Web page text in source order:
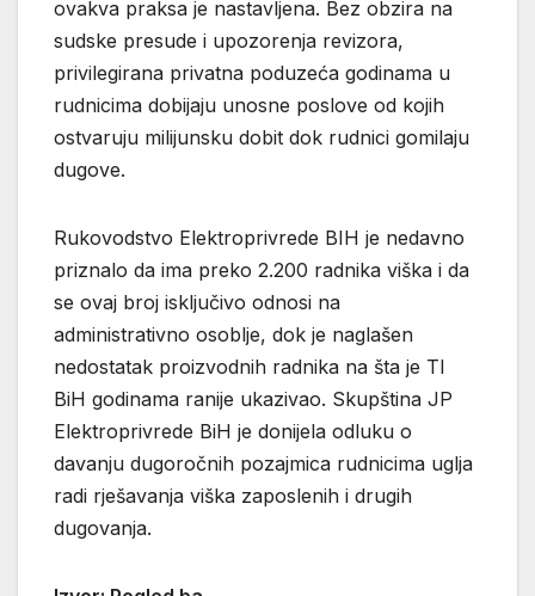
ovakva praksa je nastavljena. Bez obzira na
sudske presude i upozorenja revizora,
privilegirana privatna poduzeća godinama u
rudnicima dobijaju unosne poslove od kojih
ostvaruju milijunsku dobit dok rudnici gomilaju
dugove.
Rukovodstvo Elektroprivrede BIH je nedavno
priznalo da ima preko 2.200 radnika viška i da
se ovaj broj isključivo odnosi na
administrativno osoblje, dok je naglašen
nedostatak proizvodnih radnika na šta je TI
BiH godinama ranije ukazivao. Skupština JP
Elektroprivrede BiH je donijela odluku o
davanju dugoročnih pozajmica rudnicima uglja
radi rješavanja viška zaposlenih i drugih
dugovanja.